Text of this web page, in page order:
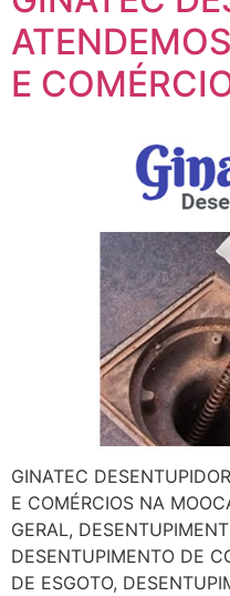
E
GINATEC
E COMÉRCIOS NA
GERAL,
DESENTUPIMENTO DE
DE ESGOTO,